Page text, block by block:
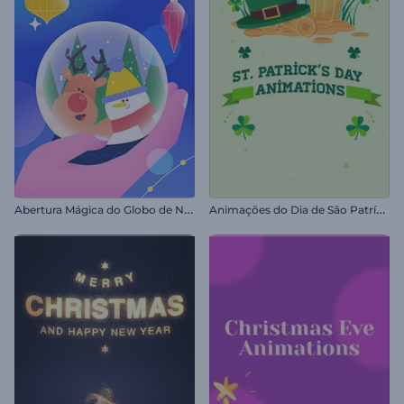
A
bertura Mágica do Globo de Neve A
nimações do Dia de São Patrício